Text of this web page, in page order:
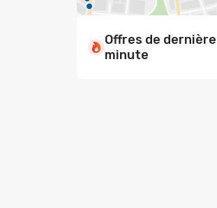
Offres de dernière
minute